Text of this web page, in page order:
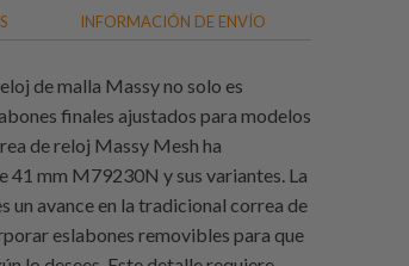
INFORMACIÓN DE ENVÍO
de malla Massy no solo es
finales ajustados para modelos
de reloj Massy Mesh ha
mm M79230N y sus variantes. La
un avance en la tradicional correa de
eslabones removibles para que